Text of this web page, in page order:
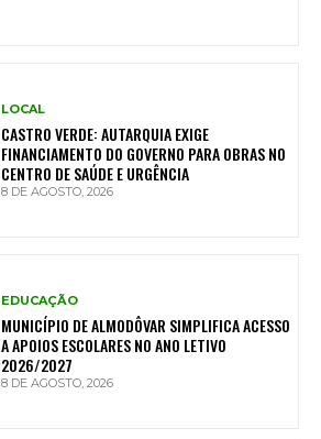
LOCAL
CASTRO VERDE: AUTARQUIA EXIGE
FINANCIAMENTO DO GOVERNO PARA OBRAS NO
CENTRO DE SAÚDE E URGÊNCIA
8 DE AGOSTO, 2026
EDUCAÇÃO
MUNICÍPIO DE ALMODÔVAR SIMPLIFICA ACESSO
A APOIOS ESCOLARES NO ANO LETIVO
2026/2027
8 DE AGOSTO, 2026